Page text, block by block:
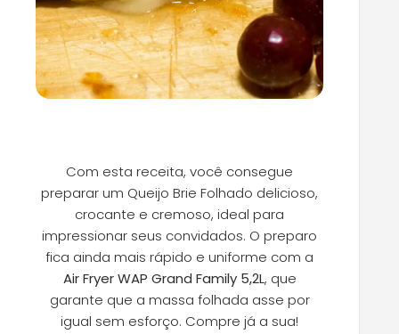
Com esta receita, você consegue
preparar um Queijo Brie Folhado delicioso,
crocante e cremoso, ideal para
impressionar seus convidados. O preparo
fica ainda mais rápido e uniforme com a
Air Fryer WAP Grand Family 5,2L, que
garante que a massa folhada asse por
igual sem esforço. Compre já a sua!